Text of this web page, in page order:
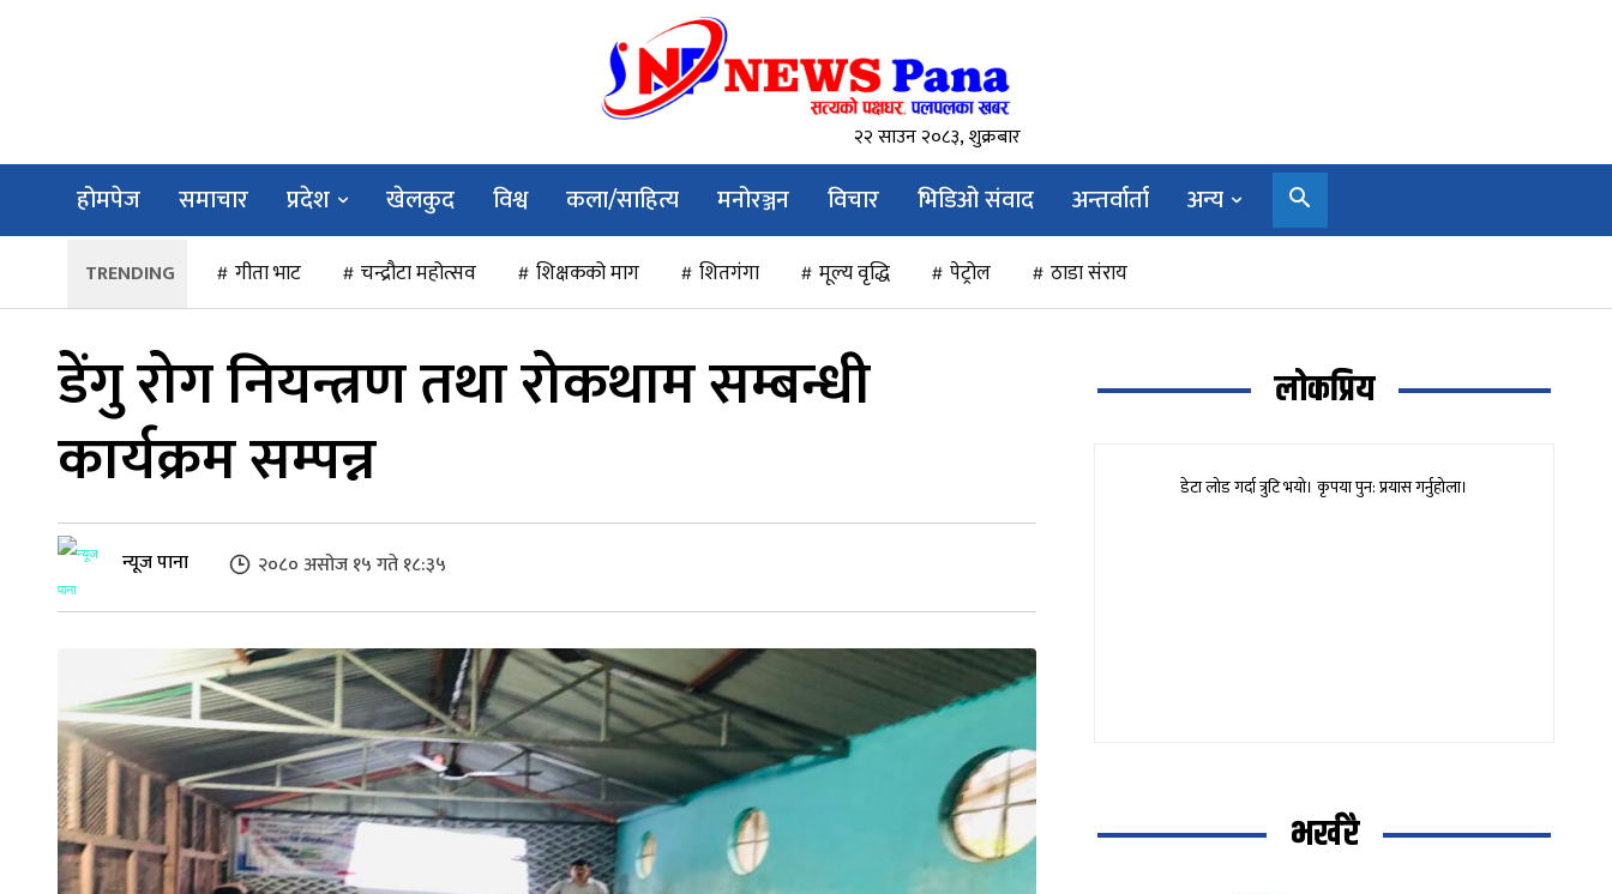
२२ साउन २०८३, शुक्रबार
होमपेज समाचार प्रदेश खेलकुद विश्व कला/साहित्य मनोरञ्जन विचार भिडिओ संवाद अन्तर्वार्ता अन्य
गीता भाट चन्द्रौटा महोत्सव शिक्षकको माग शितगंगा मूल्य वृद्धि पेट्रोल ठाडा संराय
डेंगु रोग नियन्त्रण तथा रोकथाम सम्बन्धी
कार्यक्रम सम्पन्न
न्यूज पाना २०८० असोज १५ गते १८:३५
लोकप्रिय
डेटा लोड गर्दा त्रुटि भयो। कृपया पुन: प्रयास गर्नुहोला।
भर्खरै